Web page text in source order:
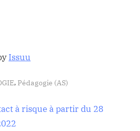
Issuu
, Pédagogie (AS)
à risque à partir du 28